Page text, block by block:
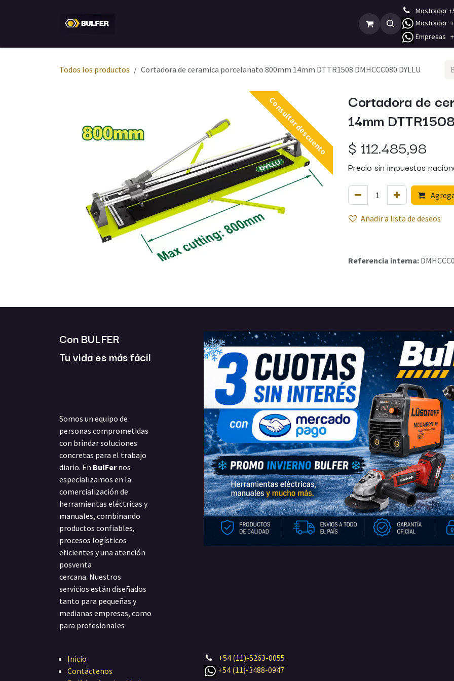
Mostrador
Mostrador
Empresas
Todos los productos Cortadora de ceramica porcelanato 800mm 14mm DTTR1508 DMHCCC080 DYLLU
Consultar descuento
Cortadora de
14mm
$ 112.485,98
Precio sin impuestos
Añadir a lista de deseos
Referencia interna:
Con BULFER
Tu vida es más fácil
Somos un equipo de
personas comprometidas
con brindar soluciones
concretas para el trabajo
diario. En BulFernos
especializamos en la
comercialización de
herramientas eléctricas y
manuales, combinando
productos confiables,
procesos logísticos
eficientes y una atención
posventa
cercana. Nuestros
servicios están diseñados
tanto para pequeñas y
medianas empresas, como
para profesionales
Inicio
Contáctenos
+54 (11)-5263-0055
+54 (11)-3488-0947